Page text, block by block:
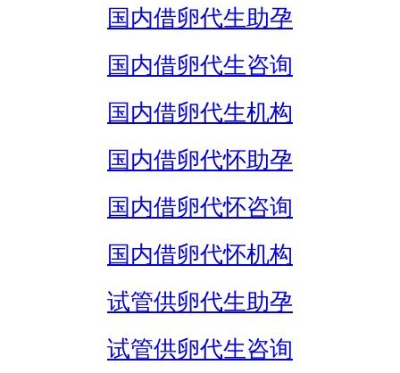
国内借卵代生助孕
国内借卵代生咨询
国内借卵代生机构
国内借卵代怀助孕
国内借卵代怀咨询
国内借卵代怀机构
试管供卵代生助孕
试管供卵代生咨询